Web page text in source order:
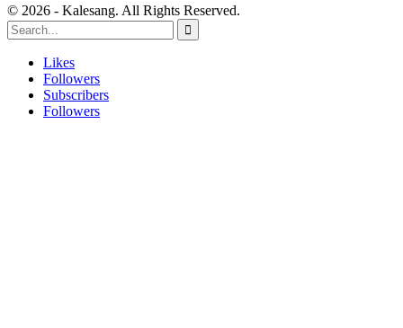
© 2026 - Kalesang. All Rights Reserved.
Likes
Followers
Subscribers
Followers